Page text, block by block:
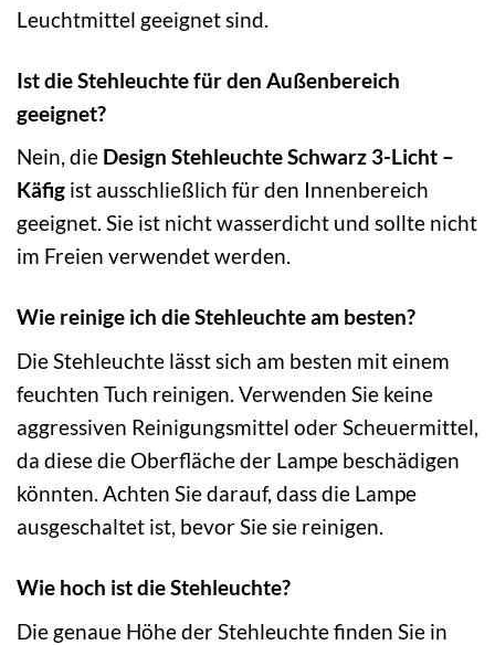
Leuchtmittel geeignet sind.
Ist die Stehleuchte für den Außenbereich
geeignet?
Nein, die Design Stehleuchte Schwarz 3-Licht –
Käfig ist ausschließlich für den Innenbereich
geeignet. Sie ist nicht wasserdicht und sollte nicht
im Freien verwendet werden.
Wie reinige ich die Stehleuchte am besten?
Die Stehleuchte lässt sich am besten mit einem
feuchten Tuch reinigen. Verwenden Sie keine
aggressiven Reinigungsmittel oder Scheuermittel,
da diese die Oberfläche der Lampe beschädigen
könnten. Achten Sie darauf, dass die Lampe
ausgeschaltet ist, bevor Sie sie reinigen.
Wie hoch ist die Stehleuchte?
Die genaue Höhe der Stehleuchte finden Sie in